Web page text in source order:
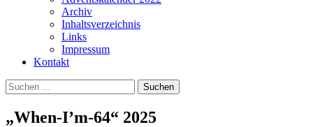
Archiv
Inhaltsverzeichnis
Links
Impressum
Kontakt
Suchen
nach:
„When-I’m-64“ 2025